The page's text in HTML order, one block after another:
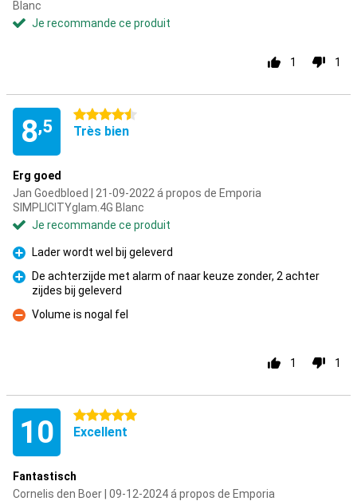
Blanc
Je recommande ce produit
1 1
8,5
4.5 étoiles
Très bien
Erg goed
Jan Goedbloed | 21-09-2022 á propos de Emporia
SIMPLICITYglam.4G Blanc
Je recommande ce produit
Pour
Lader wordt wel bij geleverd
Pour
De achterzijde met alarm of naar keuze zonder, 2 achter
zijdes bij geleverd
Contre
Volume is nogal fel
1 1
10 5 étoiles
Excellent
Fantastisch
Cornelis den Boer | 09-12-2024 á propos de Emporia